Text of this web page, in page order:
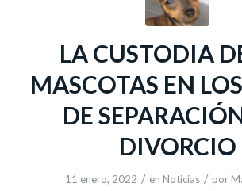
LA CUSTODIA
MASCOTAS EN
DE
DIVORCIO
11 enero, 2022 / en Noticias / por